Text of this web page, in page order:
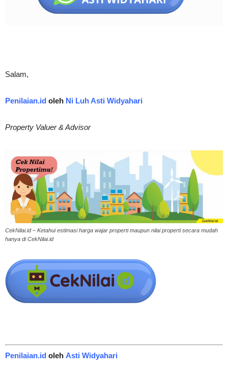
Salam,
Penilaian.id oleh Ni Luh Asti Widyahari
Property Valuer & Advisor
CekNilai.id – Ketahui estimasi harga wajar properti maupun nilai properti secara mudah
hanya di CekNilai.id
Penilaian.id oleh Asti Widyahari